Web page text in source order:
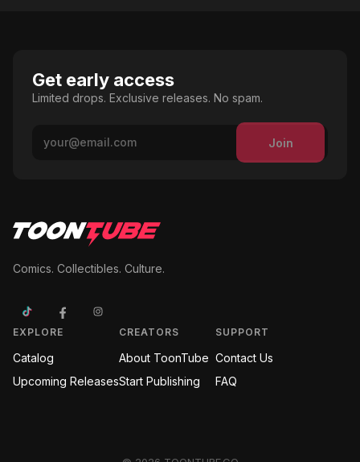
Get early access
Limited drops. Exclusive releases. No spam.
Join
Comics. Collectibles. Culture.
EXPLORE
Catalog
Upcoming Releases
CREATORS
About ToonTube
Start Publishing
SUPPORT
Contact Us
FAQ